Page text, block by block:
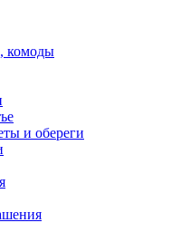
комоды
и обереги